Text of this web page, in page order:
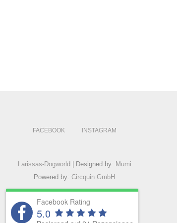
FACEBOOK INSTAGRAM
Larissas-Dogworld | Designed by: Mumi
Powered by: Circquin GmbH
Facebook Rating
5.0